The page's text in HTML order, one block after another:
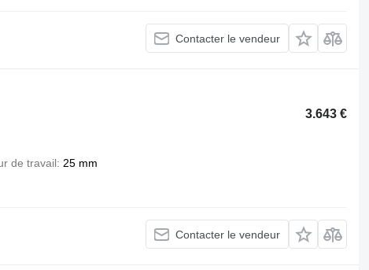
Contacter le vendeur
3.643 €
de travail 25 mm
Contacter le vendeur